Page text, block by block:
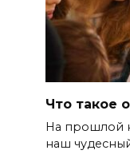
Что такое
На прошлой
наш